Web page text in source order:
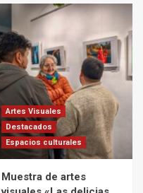
Artes Visuales
Destacados
Espacios culturales
Muestra de artes